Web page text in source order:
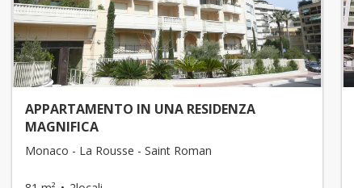
APPARTAMENTO IN UNA RESIDENZA
MAGNIFICA
Monaco - La Rousse - Saint Roman